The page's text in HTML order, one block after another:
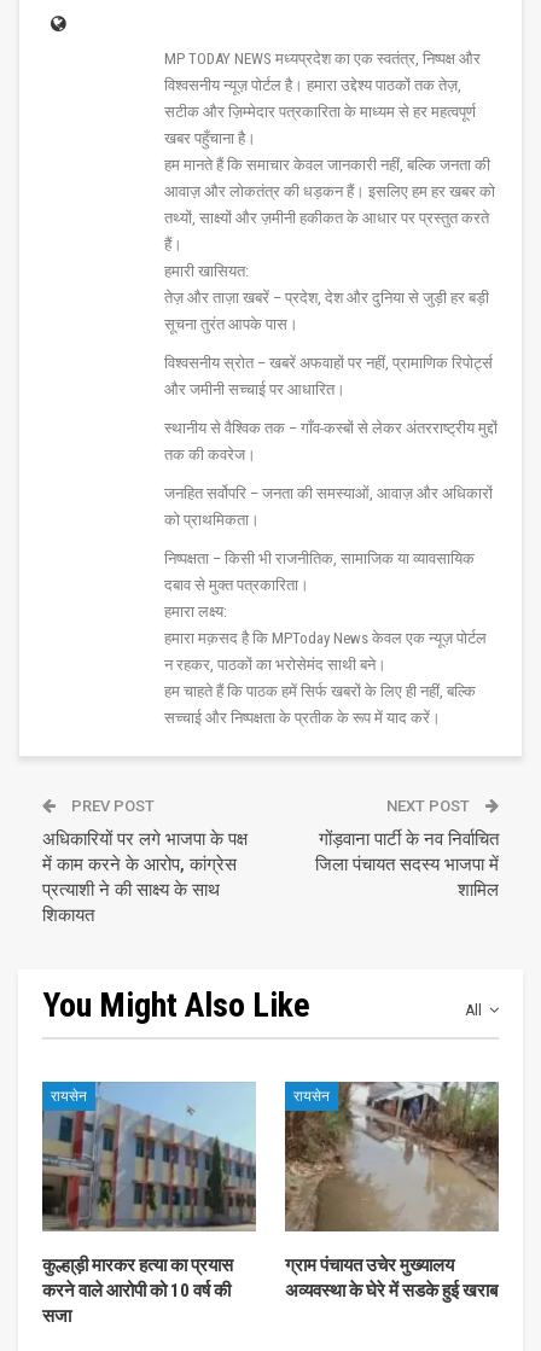
MP TODAY NEWS मध्यप्रदेश का एक स्वतंत्र, निष्पक्ष और
विश्वसनीय न्यूज़ पोर्टल है। हमारा उद्देश्य पाठकों तक तेज़,
सटीक और ज़िम्मेदार पत्रकारिता के माध्यम से हर महत्वपूर्ण
खबर पहुँचाना है।
हम मानते हैं कि समाचार केवल जानकारी नहीं, बल्कि जनता की
आवाज़ और लोकतंत्र की धड़कन हैं। इसलिए हम हर खबर को
तथ्यों, साक्ष्यों और ज़मीनी हकीकत के आधार पर प्रस्तुत करते
हैं।
हमारी खासियत:
तेज़ और ताज़ा खबरें – प्रदेश, देश और दुनिया से जुड़ी हर बड़ी
सूचना तुरंत आपके पास।
विश्वसनीय स्रोत – खबरें अफवाहों पर नहीं, प्रामाणिक रिपोर्ट्स
और जमीनी सच्चाई पर आधारित।
स्थानीय से वैश्विक तक – गाँव-कस्बों से लेकर अंतरराष्ट्रीय मुद्दों
तक की कवरेज।
जनहित सर्वोपरि – जनता की समस्याओं, आवाज़ और अधिकारों
को प्राथमिकता।
निष्पक्षता – किसी भी राजनीतिक, सामाजिक या व्यावसायिक
दबाव से मुक्त पत्रकारिता।
हमारा लक्ष्य:
हमारा मक़सद है कि MPToday News केवल एक न्यूज़ पोर्टल
न रहकर, पाठकों का भरोसेमंद साथी बने।
हम चाहते हैं कि पाठक हमें सिर्फ खबरों के लिए ही नहीं, बल्कि
सच्चाई और निष्पक्षता के प्रतीक के रूप में याद करें।
PREV POST
अधिकारियों पर लगे भाजपा के पक्ष
में काम करने के आरोप, कांग्रेस
प्रत्याशी ने की साक्ष्य के साथ
शिकायत
NEXT POST
गोंड़वाना पार्टी के नव निर्वाचित
जिला पंचायत सदस्य भाजपा में
शामिल
All
You Might Also Like
रायसेन
कुल्हा्ड़ी मारकर हत्या का प्रयास
करने वाले आरोपी को 10 वर्ष की
सजा
रायसेन
ग्राम पंचायत उचेर मुख्यालय
अव्यवस्था के घेरे में सडके हुई खराब